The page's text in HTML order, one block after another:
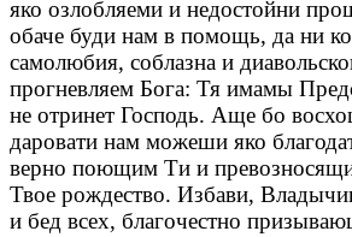
яко озлобляеми и недостойни
обаче буди нам в помощь, да ни
самолюбия, соблазна и
прогневляем Бога: Тя имамы
не отринет Господь. Аще бо
даровати нам можеши яко
верно поющим Ти и
Твое рождество. Избави,
и бед всех, благочестно